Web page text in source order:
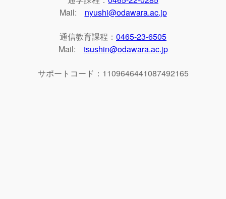
Mail: nyushi@odawara.ac.jp
通信教育課程： 0465-23-6505
Mail: tsushin@odawara.ac.jp
サポートコード：1109646441087492165